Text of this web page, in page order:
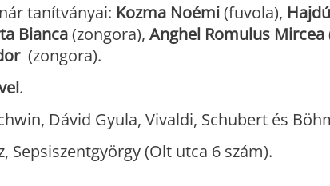
tanítványai: Kozma Noémi(fuvola),
Bianca(zongora), Anghel Romulus Mircea
(zongora).
.
Dávid Gyula, Vivaldi, Schubert és
Sepsiszentgyörgy (Olt utca 6 szám).